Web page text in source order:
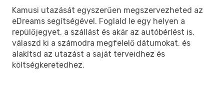
Kamusi utazását egyszerűen megszervezheted az
eDreams segítségével. Foglald le egy helyen a
repülőjegyet, a szállást és akár az autóbérlést is,
válaszd ki a számodra megfelelő dátumokat, és
alakítsd az utazást a saját terveidhez és
költségkeretedhez.